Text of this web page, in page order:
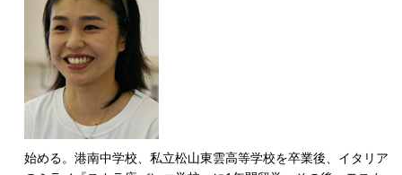
始める。港南中学校、私立松山東雲高等学校を卒業後、イタリア